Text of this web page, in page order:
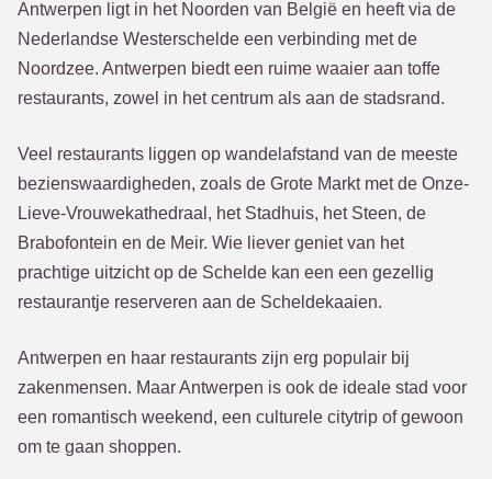
Antwerpen ligt in het Noorden van België en heeft via de
Nederlandse Westerschelde een verbinding met de
Noordzee. Antwerpen biedt een ruime waaier aan toffe
restaurants, zowel in het centrum als aan de stadsrand.
Veel restaurants liggen op wandelafstand van de meeste
bezienswaardigheden, zoals de Grote Markt met de Onze-
Lieve-Vrouwekathedraal, het Stadhuis, het Steen, de
Brabofontein en de Meir. Wie liever geniet van het
prachtige uitzicht op de Schelde kan een een gezellig
restaurantje reserveren aan de Scheldekaaien.
Antwerpen en haar restaurants zijn erg populair bij
zakenmensen. Maar Antwerpen is ook de ideale stad voor
een romantisch weekend, een culturele citytrip of gewoon
om te gaan shoppen.